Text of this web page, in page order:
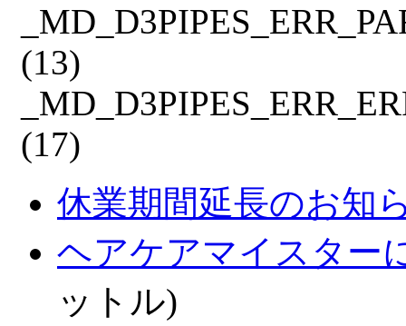
(13)
(17)
休業期間延長のお知
ヘアケアマイスター
ットル)